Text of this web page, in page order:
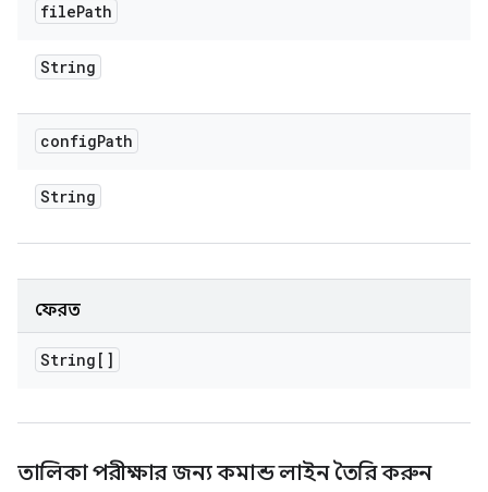
filePath
String
configPath
String
ফেরত
String[]
তালিকা পরীক্ষার জন্য কমান্ড লাইন তৈরি করুন